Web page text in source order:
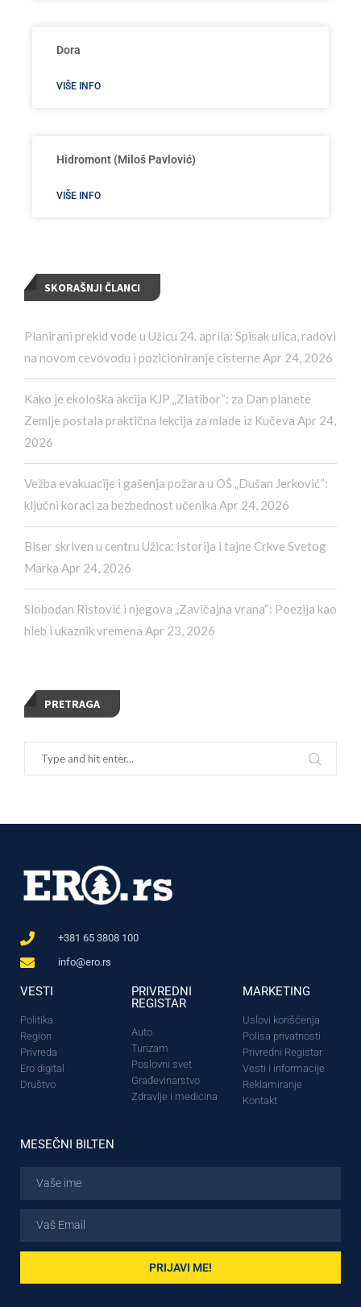
Dora
VIŠE INFO
Hidromont (Miloš Pavlović)
VIŠE INFO
SKORAŠNJI ČLANCI
Planirani prekid vode u Užicu 24. aprila: Spisak ulica, radovi
na novom cevovodu i pozicioniranje cisterne Apr 24, 2026
Kako je ekološka akcija KJP „Zlatibor“: za Dan planete
Zemlje postala praktična lekcija za mlade iz Kučeva Apr 24,
2026
Vežba evakuacije i gašenja požara u OŠ „Dušan Jerković“:
ključni koraci za bezbednost učenika Apr 24, 2026
Biser skriven u centru Užica: Istorija i tajne Crkve Svetog
Marka Apr 24, 2026
Slobodan Ristović i njegova „Zavičajna vrana“: Poezija kao
hleb i ukaznik vremena Apr 23, 2026
PRETRAGA
+381 65 3808 100
info@ero.rs
VESTI
Politika
Region
Privreda
Ero digital
Društvo
PRIVREDNI
REGISTAR
Auto
Turizam
Poslovni svet
Građevinarstvo
Zdravlje i medicina
MARKETING
Uslovi korišćenja
Polisa privatnosti
Privredni Registar
Vesti i informacije
Reklamiranje
Kontakt
MESEČNI BILTEN
PRIJAVI ME!